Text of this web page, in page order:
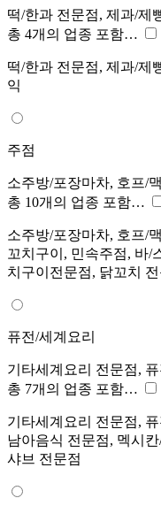
떡/한과 전문점, 제과/제
총 4개의 업종 포함…
떡/한과 전문점, 제과/제
익
주점
소주방/포장마차, 호프/
총 10개의 업종 포함…
소주방/포장마차, 호프/
꼬치구이, 민속주점, 바/
치구이전문점, 닭꼬치
퓨전/세계요리
기타세계요리 전문점,
총 7개의 업종 포함…
기타세계요리 전문점,
남아음식 전문점, 멕시
샤브 전문점